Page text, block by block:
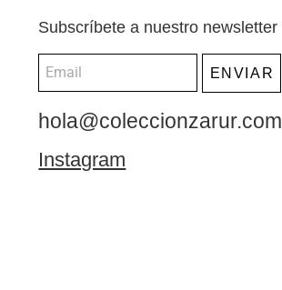
Subscríbete a nuestro newsletter
ENVIAR
hola@coleccionzarur.com
Instagram